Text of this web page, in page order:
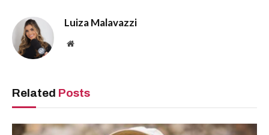
Luiza Malavazzi
Website
Related Posts